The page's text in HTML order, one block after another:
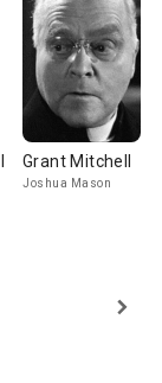
Grant Mitchell
Joshua Mason